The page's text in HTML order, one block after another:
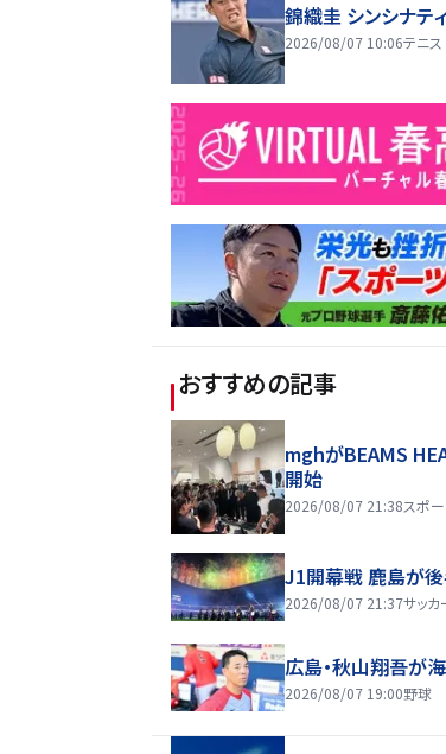
錦織圭 シンシナテ
2026/08/07 10:06テニス
おすすめの記事
mghがBEAMS
開始
2026/08/07 21:38スポ
J1開幕戦 鹿島が
2026/08/07 21:37サッカ
広島・秋山翔吾が
2026/08/07 19:00野球